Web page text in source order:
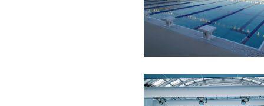
2022年 東京都 学校 ステンレ